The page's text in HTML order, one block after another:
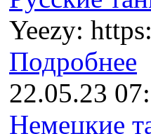
Yeezy:
Подробнее
22.05.23
Немецкие